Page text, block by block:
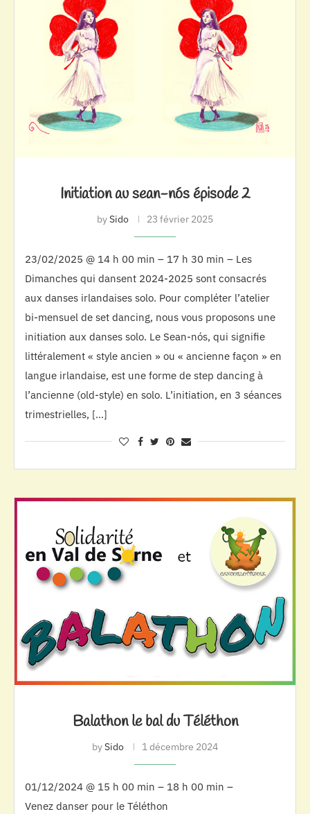
Initiation au sean-nós épisode 2
bySido 23 février 2025
23/02/2025 @ 14 h 00 min – 17 h 30 min – Les
Dimanches qui dansent 2024-2025 sont consacrés
aux danses irlandaises solo. Pour compléter l’atelier
bi-mensuel de set dancing, nous vous proposons une
initiation aux danses solo. Le Sean-nós, qui signifie
littéralement « style ancien » ou « ancienne façon » en
langue irlandaise, est une forme de step dancing à
l’ancienne (old-style) en solo. L’initiation, en 3 séances
trimestrielles, […]
Balathon le bal du Téléthon
bySido 1 décembre 2024
01/12/2024 @ 15 h 00 min – 18 h 00 min –
Venez danser pour le Téléthon